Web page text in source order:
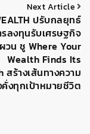
Next Article
ปรับกลยุทธ์
รลงทุนรับเศรษฐกิจ
วน ชู Where Your
Wealth Finds Its
สร้างเส้นทางความ
งทุกเป้าหมายชีวิต